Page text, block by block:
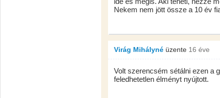
Nekem nem jött össze a 10 év
Virág Mihályné üzente 16 éve
Volt szerencsém sétálni ezen a
feledhetetlen élményt nyújtott.